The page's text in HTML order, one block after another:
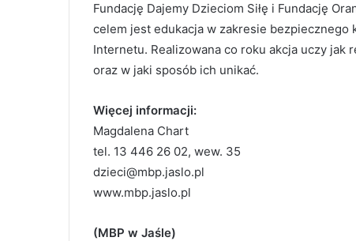
Fundację Dajemy Dzieciom Siłę i Fundację
celem jest edukacja w zakresie bezpiecznego
Internetu. Realizowana co roku akcja uczy jak
oraz w jaki sposób ich unikać.
Więcej informacji:
Magdalena Chart
tel. 13 446 26 02, wew. 35
dzieci@mbp.jaslo.pl
www.mbp.jaslo.pl
(MBP w Jaśle)